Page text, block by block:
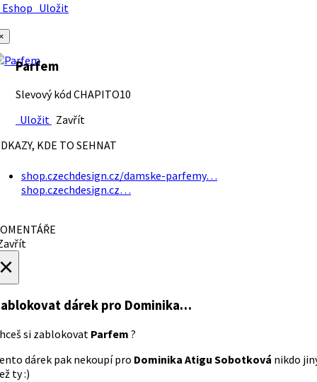
Uložit
Parfem
Slevový kód CHAPITO10
Uložit Zavřít
KDE TO SEHNAT
shop.czechdesign.cz/damske-parfemy…
shop.czechdesign.cz…
dárek pro Dominika…
si zablokovat Parfem ?
dárek pak nekoupí pro Dominika Atigu Sobotková nikdo
ty :)